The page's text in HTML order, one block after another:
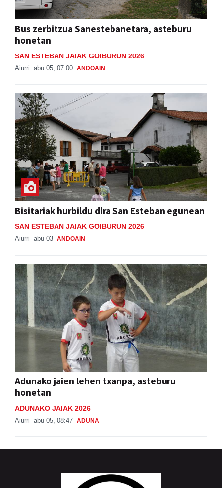
Bus zerbitzua Sanestebanetara, asteburu
honetan
SAN ESTEBAN JAIAK GOIBURUN 2026
Aiurri abu 05, 07:00 ANDOAIN
Bisitariak hurbildu dira San Esteban egunean
SAN ESTEBAN JAIAK GOIBURUN 2026
Aiurri abu 03 ANDOAIN
Adunako jaien lehen txanpa, asteburu
honetan
ADUNAKO JAIAK 2026
Aiurri abu 05, 08:47 ADUNA